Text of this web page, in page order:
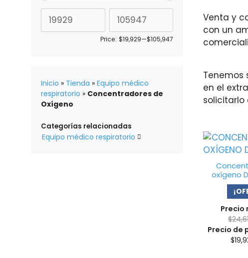
buscas...
Venta y
con un
Tenemos
en el
solicitarlo
oxígeno
Precio
$
Precio de
$
Price: $19,929—$105,947
Inicio » Tienda » Equipo médico
respiratorio » Concentradores de
Oxígeno
Categorías relacionadas
Equipo médico respiratorio 